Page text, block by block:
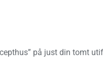
på just din tomt